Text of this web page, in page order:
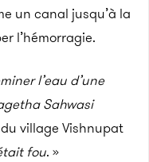
un canal jusqu’à la
l’hémorragie.
l’eau d’une
Sahwasi
village Vishnupat
fou. »